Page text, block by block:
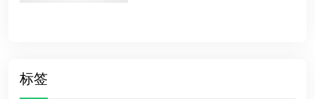
标签